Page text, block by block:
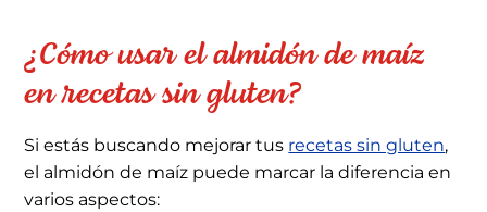
¿Cómo usar el almidón de maíz
en recetas sin gluten?
Si estás buscando mejorar tus recetas sin gluten,
el almidón de maíz puede marcar la diferencia en
varios aspectos: